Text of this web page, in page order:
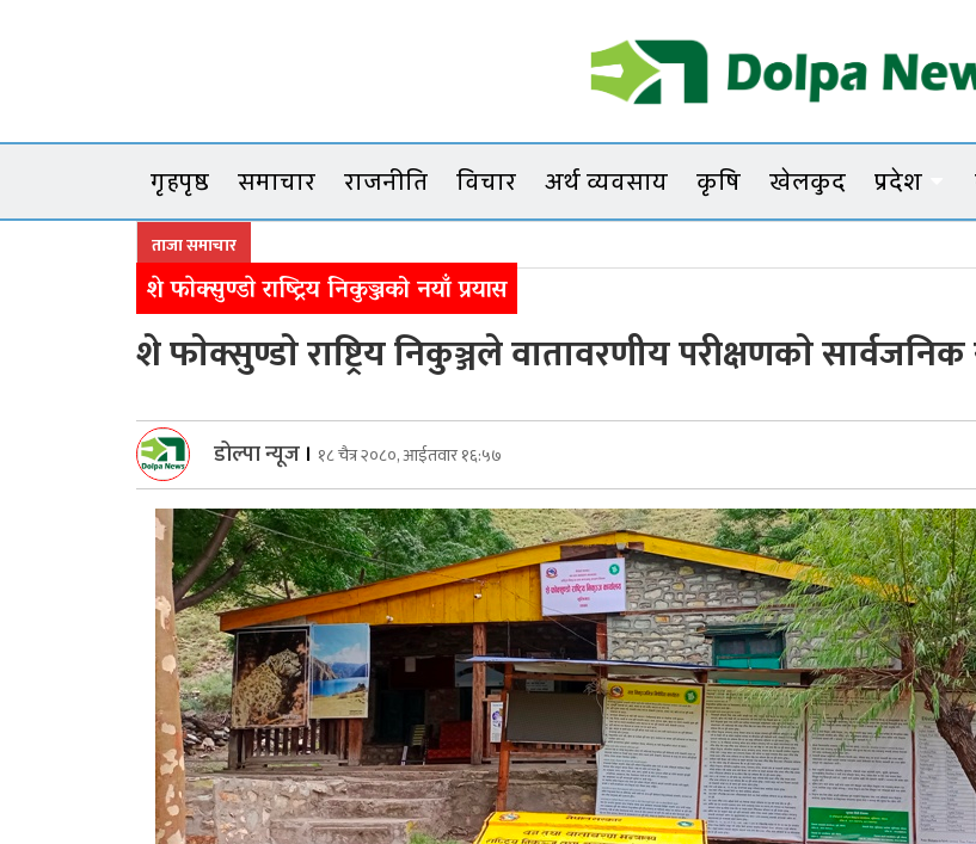
Dolpanews
गृहपृष्ठ समाचार राजनीति विचार अर्थ व्यवसाय कृषि खेलकुद प्रदेश
ताजा समाचार
शे फाेक्सुण्डाे राष्ट्रिय निकुञ्जको नयाँ प्रयास
शे फाेक्सुण्डाे राष्ट्रिय निकुञ्जले वातावरणीय परीक्षणकाे
डोल्पा न्यूज । १८ चैत्र २०८०, आईतवार १६:५७